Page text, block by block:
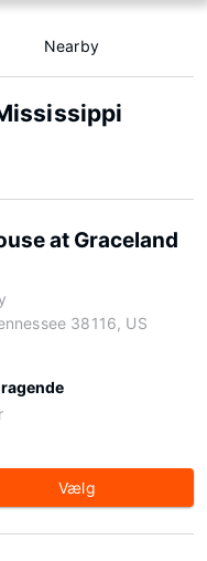
Nearby
at Graceland
38116, US
Vælg